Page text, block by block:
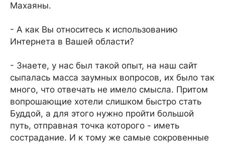
Махаяны.
- А как Вы относитесь к использованию
Интернета в Вашей области?
- Знаете, у нас был такой опыт, на наш сайт
сыпалась масса заумных вопросов, их было так
много, что отвечать не имело смысла. Притом
вопрошающие хотели слишком быстро стать
Буддой, а для этого нужно пройти большой
путь, отправная точка которого - иметь
сострадание. И к тому же самые сокровенные